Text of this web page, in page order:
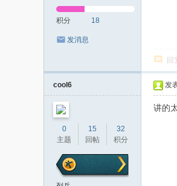
积分 18
发消息
回
cool6
0
主题
15
回帖
32
积分
发
讲的